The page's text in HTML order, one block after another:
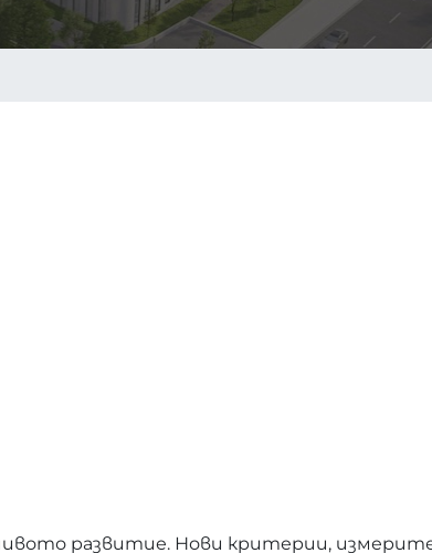
развитие. Нови критерии,